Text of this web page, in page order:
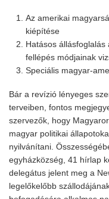
Az amerikai
kiépítése
Hatásos
fellépés módjainak
Speciális magyar-
Bár a revízió lényeges
terveiben, fontos
szervezők, hogy
magyar politikai
nyilvánítani.
egyházközség, 41 hírlap
delegátus jelent meg a
legelőkelőbb